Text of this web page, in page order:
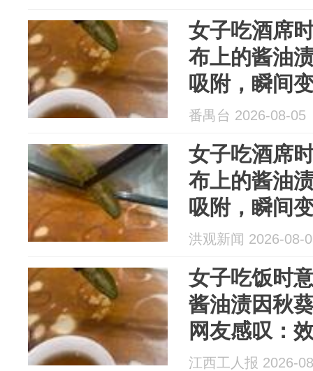
女子吃酒席
布上的酱油
吸附，瞬间
这效果堪比
番禺台 2026-08-05
女子吃酒席
布上的酱油
吸附，瞬间
这效果堪比
洪观新闻 2026-08-
女子吃饭时
酱油渍因秋
网友感叹：
江西工人报 2026-